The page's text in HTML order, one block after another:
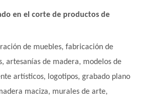
en el corte de productos de
de muebles, fabricación de
artesanías de madera, modelos de
artísticos, logotipos, grabado plano
maciza, murales de arte,